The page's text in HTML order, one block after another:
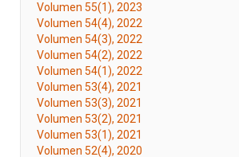
Volumen 55(1), 2023
Volumen 54(4), 2022
Volumen 54(3), 2022
Volumen 54(2), 2022
Volumen 54(1), 2022
Volumen 53(4), 2021
Volumen 53(3), 2021
Volumen 53(2), 2021
Volumen 53(1), 2021
Volumen 52(4), 2020